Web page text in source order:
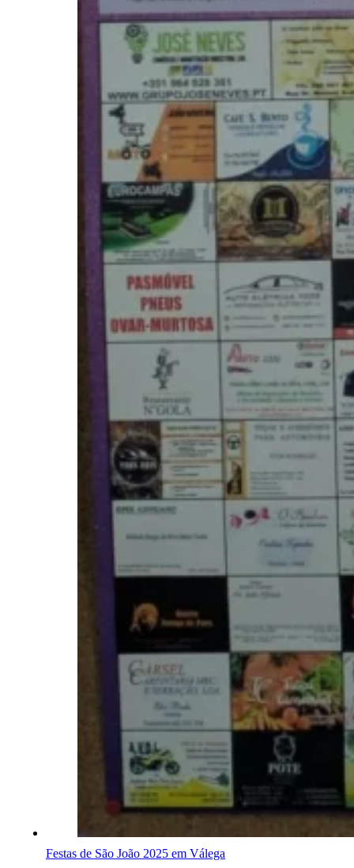
Festas de São João 2025 em Válega